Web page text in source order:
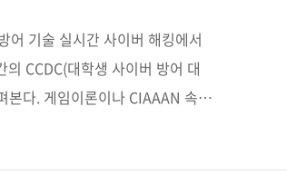
어 기술 실시간 사이버 해킹에서
CCDC(대학생 사이버 방어 대
본다. 게임이론이나 CIAAAN 속성
서로 우위를 점하기 위한 ‘전